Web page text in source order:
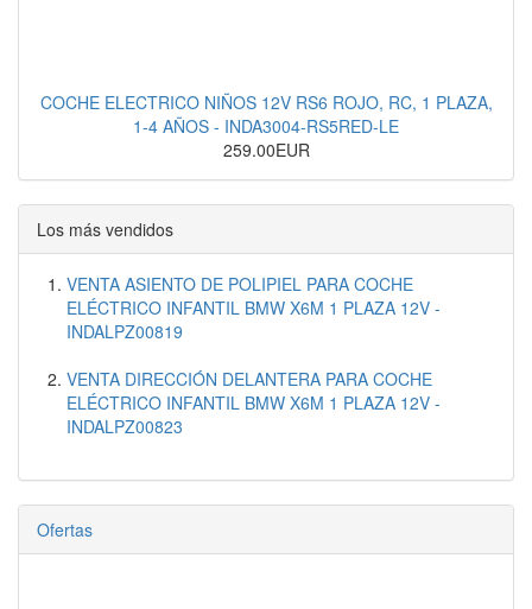
COCHE ELECTRICO NIÑOS 12V RS6 ROJO, RC, 1 PLAZA,
1-4 AÑOS - INDA3004-RS5RED-LE
259.00EUR
Los más vendidos
VENTA ASIENTO DE POLIPIEL PARA COCHE
ELÉCTRICO INFANTIL BMW X6M 1 PLAZA 12V -
INDALPZ00819
VENTA DIRECCIÓN DELANTERA PARA COCHE
ELÉCTRICO INFANTIL BMW X6M 1 PLAZA 12V -
INDALPZ00823
Ofertas